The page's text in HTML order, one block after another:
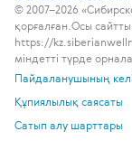
© 2007–2026
қорғалған. Осы
https://
міндетті түрде
Пайдаланушының
Құпиялылық саясаты
Сатып алу шарттары